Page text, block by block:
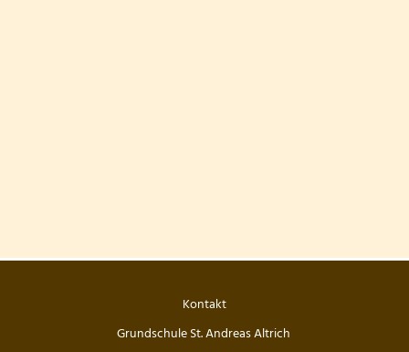
Kontakt
Grundschule St. Andreas Altrich